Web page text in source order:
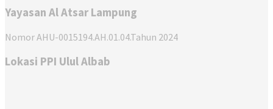
Yayasan Al Atsar Lampung
Nomor AHU-0015194.AH.01.04.Tahun 2024
Lokasi PPI Ulul Albab